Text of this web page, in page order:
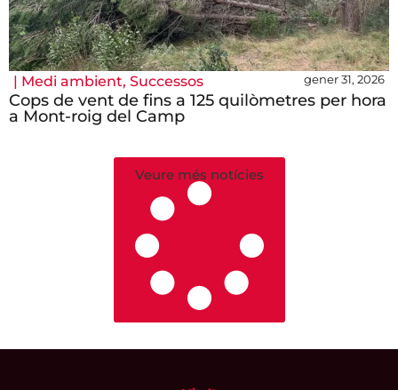
| Medi ambient, Successos gener 31, 2026
Cops de vent de fins a 125 quilòmetres per hora
a Mont-roig del Camp
Veure més notícies